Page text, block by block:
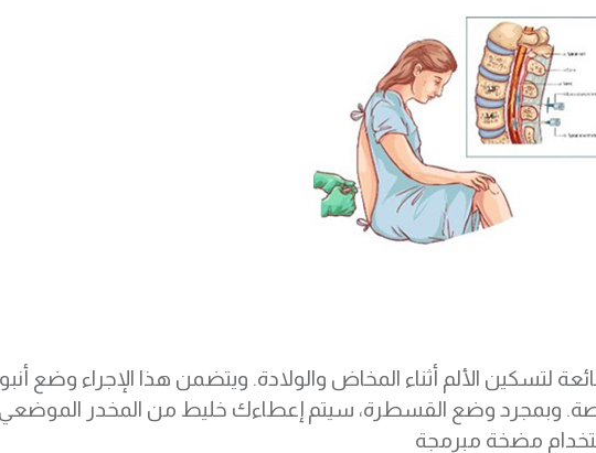
لتسكين الألم أثناء المخاض والولادة. ويتضمن هذا الإجراء وضع
وبمجرد وضع القسطرة، سيتم إعطاءك خليط من المخدر
مضخة مبرمجة